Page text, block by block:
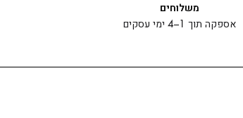
משלוחים
אספקה תוך 1–4 ימי עסקים